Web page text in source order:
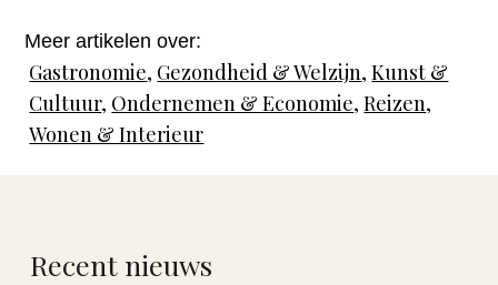
Meer artikelen over:
Gastronomie, Gezondheid & Welzijn,Kunst &
Cultuur, Ondernemen & Economie,Reizen,
Wonen & Interieur
Recent nieuws